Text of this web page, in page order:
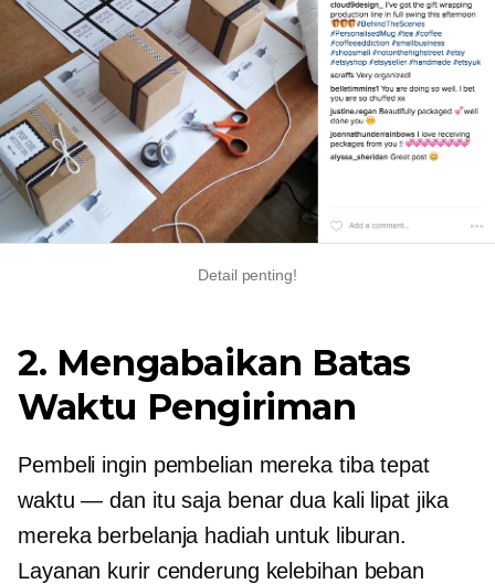
Detail penting!
2. Mengabaikan Batas
Waktu Pengiriman
Pembeli ingin pembelian mereka tiba tepat
waktu — dan itu saja benar dua kali lipatjika
mereka berbelanja hadiah untuk liburan.
Layanan kurir cenderung kelebihan beban